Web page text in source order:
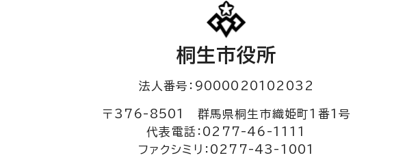
桐生市役所
法人番号：9000020102032
〒376-8501 群馬県桐生市織姫町1番1号
代表電話：0277-46-1111
ファクシミリ：0277-43-1001